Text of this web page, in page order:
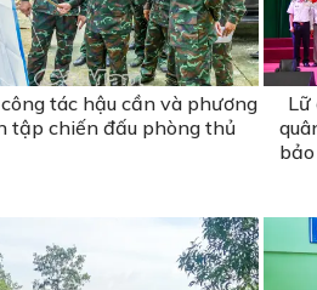
tác hậu cần và phương
tập chiến đấu phòng thủ
Lữ